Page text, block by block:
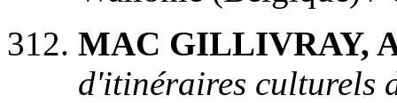
MAC GILLIVRAY,
d'itinéraires culturels